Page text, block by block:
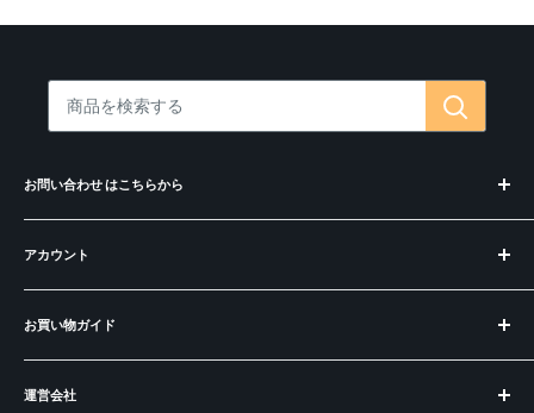
お問い合わせ はこちらから
お問合せ・コンシェルジュ
偽サイトにご注意ください
アカウント
ログイン
アカウントを作成
お買い物ガイド
お知らせ
BECOS とは？
運営会社